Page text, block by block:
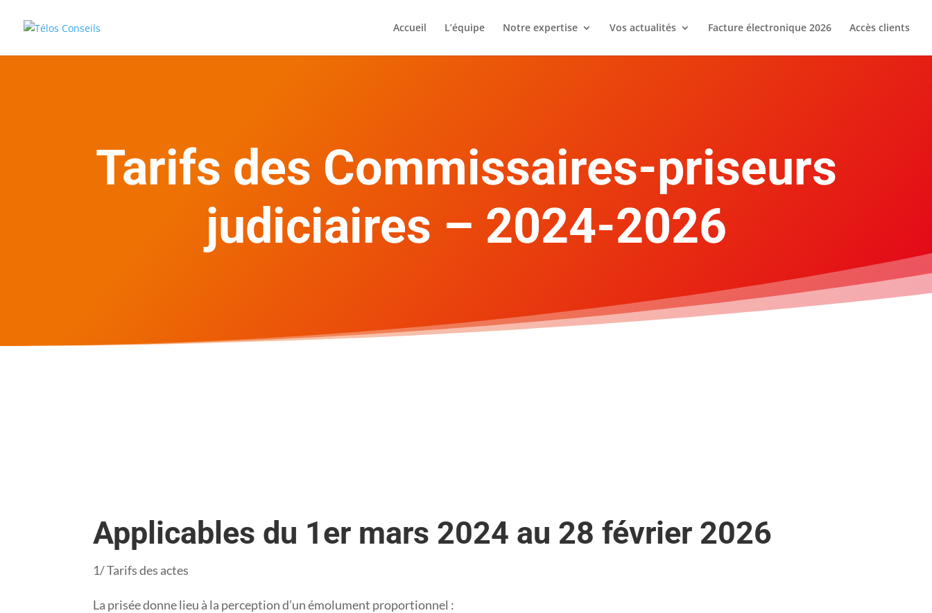
Accueil L’équipe Notre expertise Vos actualités Facture électronique 2026 Accès clients
Tarifs des Commissaires-priseurs
judiciaires – 2024-2026
Applicables du 1er mars 2024 au 28 février 2026
1/ Tarifs des actes
La prisée donne lieu à la perception d’un émolument proportionnel :